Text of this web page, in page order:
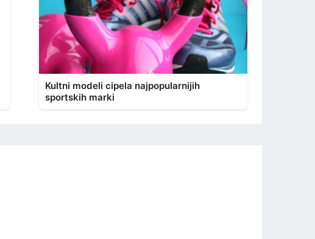
Kultni modeli cipela najpopularnijih
sportskih marki